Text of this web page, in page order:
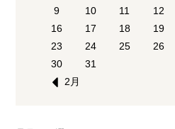
2月
9
10 11 12
16
17 18 19
23
24 25 26
30
31